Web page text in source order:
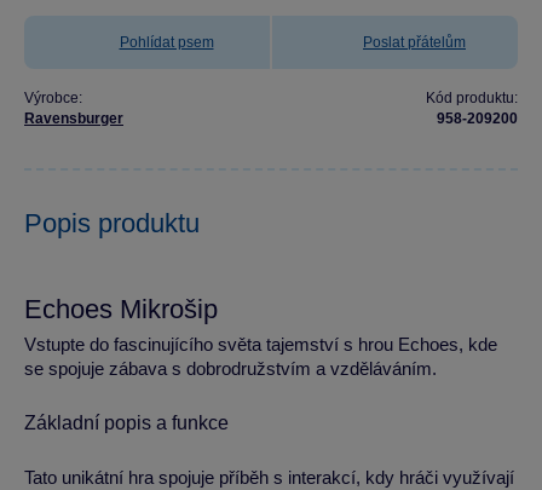
Pohlídat psem Poslat přátelům
Výrobce:
Ravensburger
Kód produktu:
958-209200
Popis produktu
Echoes Mikrošip
Vstupte do fascinujícího světa tajemství s hrou Echoes, kde
se spojuje zábava s dobrodružstvím a vzděláváním.
Základní popis a funkce
Tato unikátní hra spojuje příběh s interakcí, kdy hráči využívají